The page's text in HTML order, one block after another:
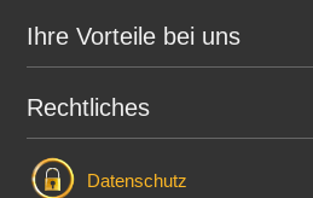
Ihre Vorteile bei uns
Rechtliches
Datenschutz